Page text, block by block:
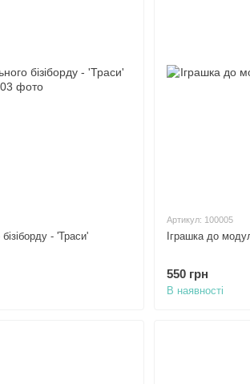
- 'Траси'
Артикул: 100005
Іграшка до
550 грн
В наявності